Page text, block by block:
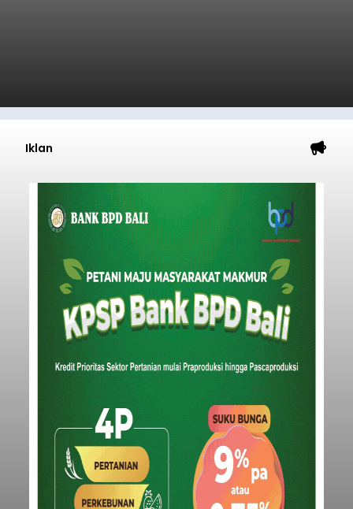
Penyisiran Nelayan Hilang di
Jembrana Masih Misterius:
Jangkau Perairan Perancak
balitribune.co.id I Negara -
Tim SAR Gabungan
terus mengintensifkan upaya pencarian